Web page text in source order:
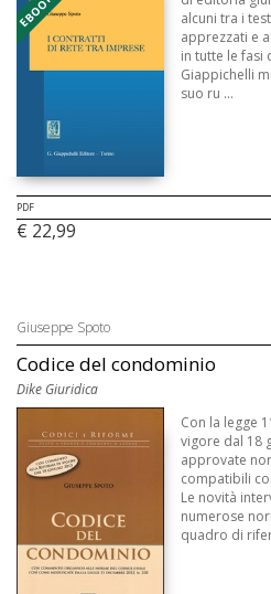
alcuni tra i
apprezzati e
in tutte le fasi
Giappichelli
suo ru ...
PDF
€ 22,99
Giuseppe Spoto
Codice del condominio
Dike Giuridica
Con la legge
vigore dal 18
approvate
compatibili
Le novità
numerose
quadro di